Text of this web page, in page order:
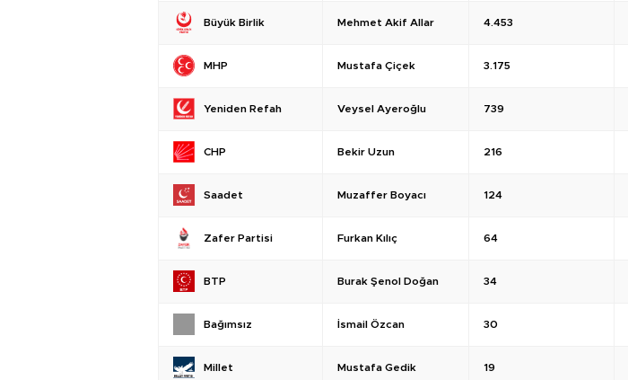
Büyük Birlik Mehmet Akif Allar 4.453
MHP Mustafa Çiçek 3.175
Yeniden Refah Veysel Ayeroğlu 739
CHP Bekir Uzun 216
Saadet Muzaffer Boyacı 124
Zafer Partisi Furkan Kılıç 64
BTP Burak Şenol Doğan 34
Bağımsız İsmail Özcan 30
Millet Mustafa Gedik 19